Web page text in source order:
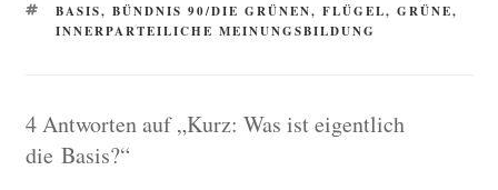
SCHLAGWÖRTER
BASIS, BÜNDNIS 90/DIE GRÜNEN, FLÜGEL, GRÜNE,
INNERPARTEILICHE MEINUNGSBILDUNG
4 Antworten auf „Kurz: Was ist eigentlich
die Basis?“